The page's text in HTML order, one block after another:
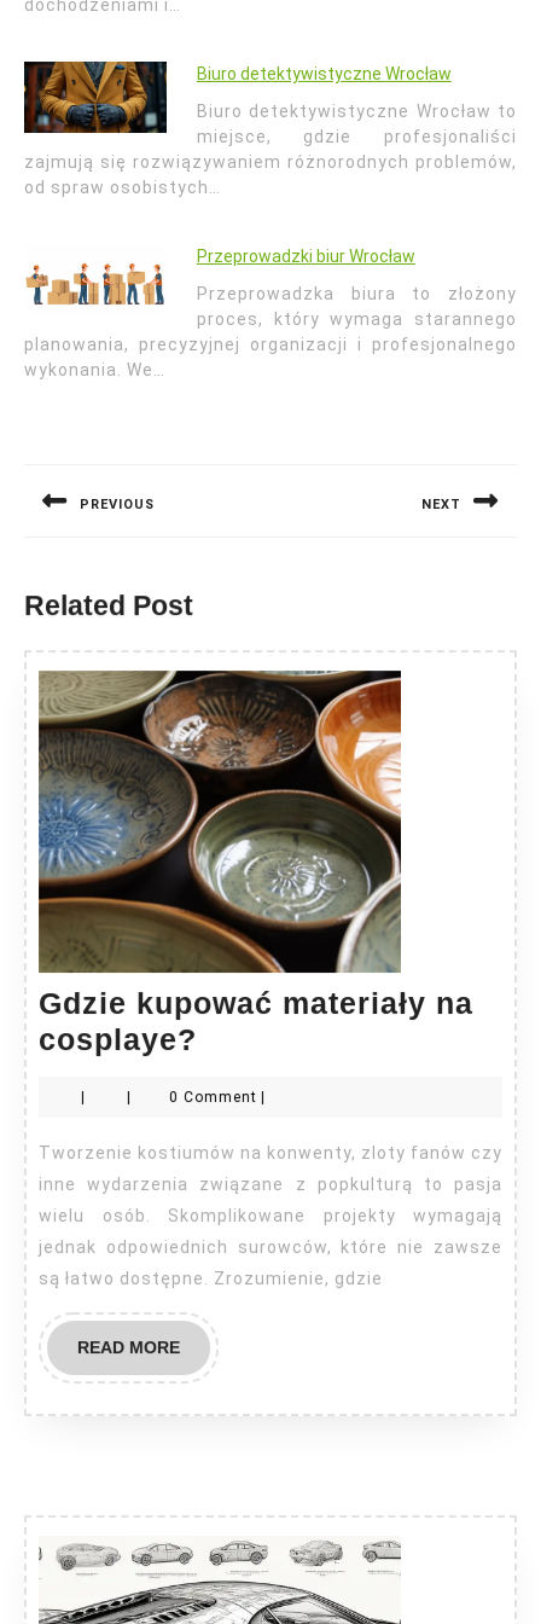
dochodzeniami i…
Biuro detektywistyczne Wrocław
Biuro detektywistyczne Wrocław to
miejsce, gdzie profesjonaliści
zajmują się rozwiązywaniem różnorodnych problemów,
od spraw osobistych…
Przeprowadzki biur Wrocław
Przeprowadzka biura to złożony
proces, który wymaga starannego
planowania, precyzyjnej organizacji i profesjonalnego
wykonania. We…
PREVIOUS NEXT
Related Post
Gdzie kupować materiały na
cosplaye?
materiały
na
cosplaye?
0 Comment
Tworzenie kostiumów na konwenty, zloty fanów czy
inne wydarzenia związane z popkulturą to pasja
wielu osób. Skomplikowane projekty wymagają
jednak odpowiednich surowców, które nie zawsze
są łatwo dostępne. Zrozumienie, gdzie
READ MOREREAD
MORE